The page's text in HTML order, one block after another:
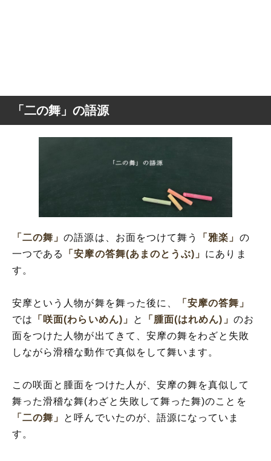
「二の舞」の語源
「二の舞」の語源は、お面をつけて舞う 「雅楽」 の
一つである
「安摩の答舞(あまのとうぶ)」 にありま
す。
安摩という人物が舞を舞った後に、
「安摩の答舞」
では
「咲面(わらいめん)」 と 「腫面(はれめん)」 のお
面をつけた人物が出てきて、安摩の舞をわざと失敗
しながら滑稽な動作で真似をして舞います。
この咲面と腫面をつけた人が、安摩の舞を真似して
舞った滑稽な舞(わざと失敗して舞った舞)のことを
「二の舞」 と呼んでいたのが、語源になっていま
す。